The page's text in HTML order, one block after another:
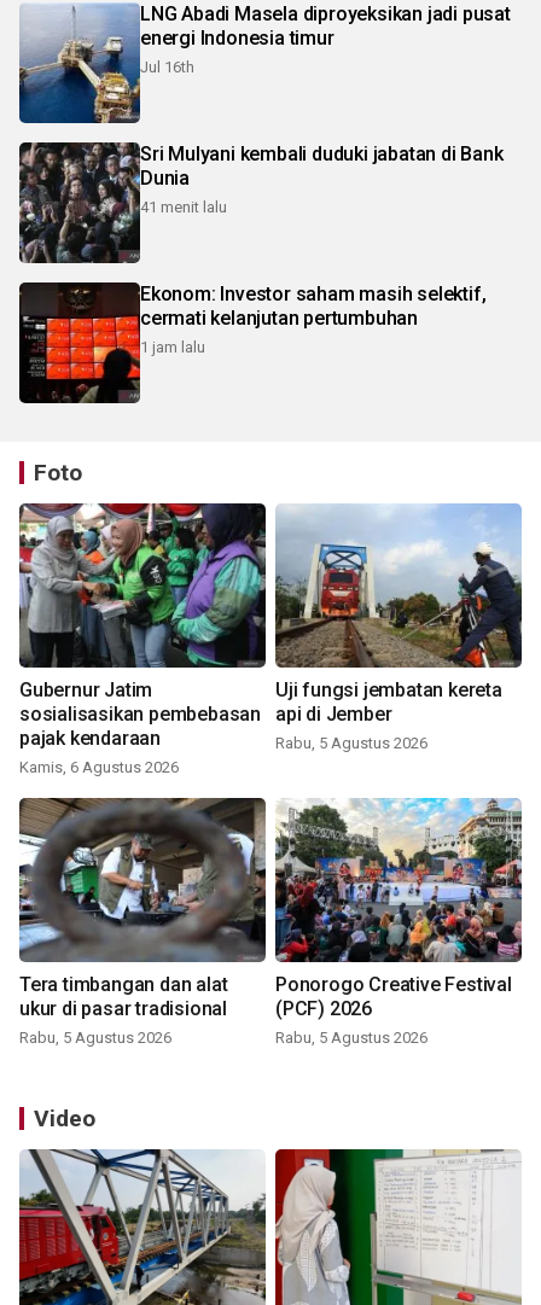
LNG Abadi Masela diproyeksikan jadi pusat
energi Indonesia timur
Jul 16th
Sri Mulyani kembali duduki jabatan di Bank
Dunia
41 menit lalu
Ekonom: Investor saham masih selektif,
cermati kelanjutan pertumbuhan
1 jam lalu
Foto
Gubernur Jatim
sosialisasikan pembebasan
pajak kendaraan
Kamis, 6 Agustus 2026
Uji fungsi jembatan kereta
api di Jember
Rabu, 5 Agustus 2026
Tera timbangan dan alat
ukur di pasar tradisional
Rabu, 5 Agustus 2026
Ponorogo Creative Festival
(PCF) 2026
Rabu, 5 Agustus 2026
Video